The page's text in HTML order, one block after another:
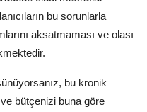
bu sorunlarla
aksatmaması ve olası
bu kronik
bütçenizi buna göre